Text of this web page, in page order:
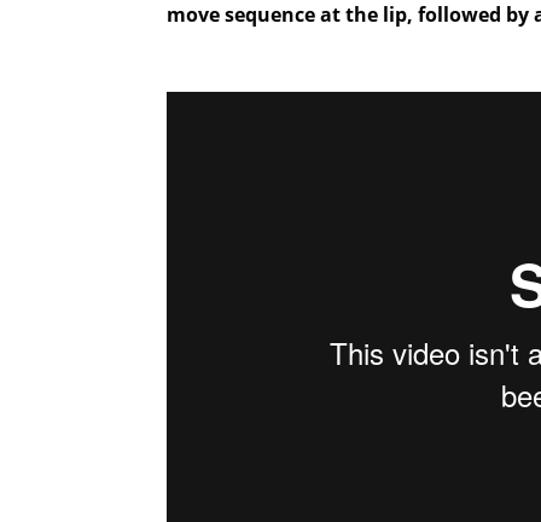
move sequence at the lip, followed by